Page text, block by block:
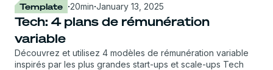
Template ·20min·January 13, 2025
Tech: 4 plans de rémunération
variable
Découvrez et utilisez 4 modèles de rémunération variable
inspirés par les plus grandes start-ups et scale-ups Tech